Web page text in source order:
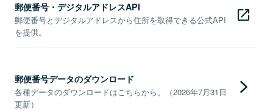
郵便番号・デジタルアドレスAPI
郵便番号とデジタルアドレスから住所を取得できる公式API
を提供。
郵便番号データのダウンロード
各種データのダウンロードはこちらから。（2026年7月31日
更新）